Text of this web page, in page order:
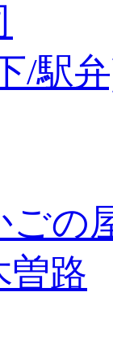
/駅
ごの
曽路